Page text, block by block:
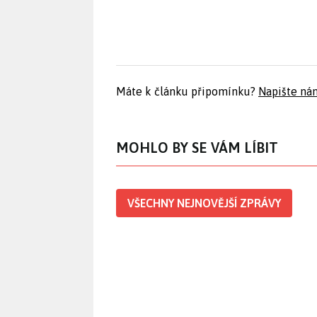
Máte k článku připomínku? Napište
MOHLO BY SE VÁM LÍBIT
VŠECHNY NEJNOVĚJŠÍ ZPRÁVY